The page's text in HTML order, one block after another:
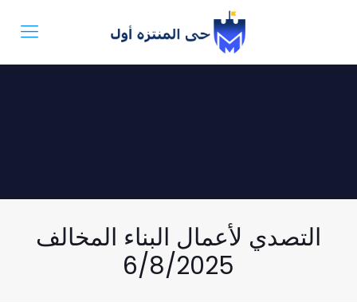
التصدي لأعمال البناء المخالف
6/8/2025